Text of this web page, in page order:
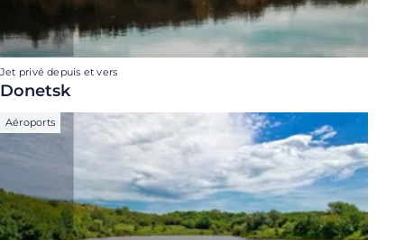
Jet privé depuis et vers
Donetsk
Aéroports